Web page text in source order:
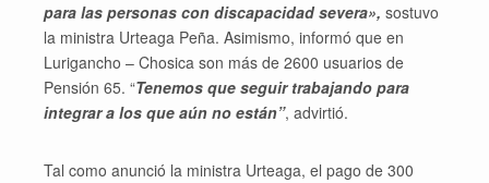
para las personas con discapacidad severa», sostuvo
la ministra Urteaga Peña. Asimismo, informó que en
Lurigancho – Chosica son más de 2600 usuarios de
Pensión 65. “Tenemos que seguir trabajando para
integrar a los que aún no están”, advirtió.
Tal como anunció la ministra Urteaga, el pago de 300